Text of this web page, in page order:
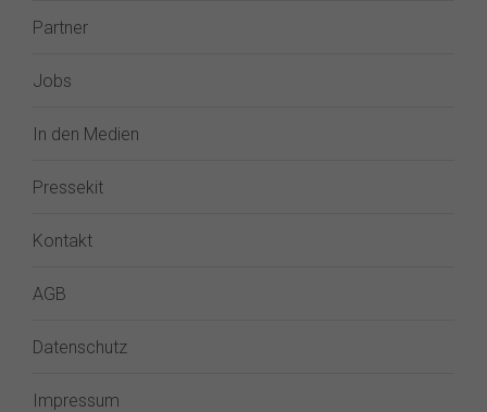
Partner
Jobs
In den Medien
Pressekit
Kontakt
AGB
Datenschutz
Impressum